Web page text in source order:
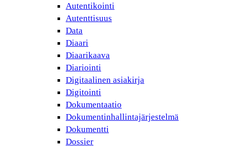
Autentikointi
Autenttisuus
Data
Diaari
Diaarikaava
Diariointi
Digitaalinen asiakirja
Digitointi
Dokumentaatio
Dokumentinhallintajärjestelmä
Dokumentti
Dossier